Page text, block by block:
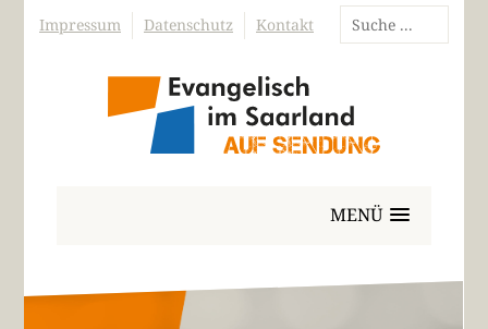
Impressum Datenschutz Kontakt
MENÜ